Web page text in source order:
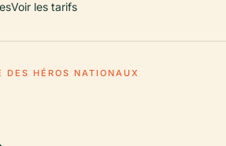
Voir les tarifs
DES HÉROS NATIONAUX